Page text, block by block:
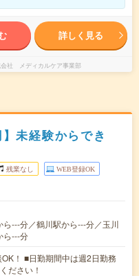
詳しく見る
会社 メディカルケア事業部
未経験からでき
残業なし WEB登録OK
---分／鶴川駅から---分／玉川
ら---分
！ ■日勤期間中は週2日勤務
ださい！